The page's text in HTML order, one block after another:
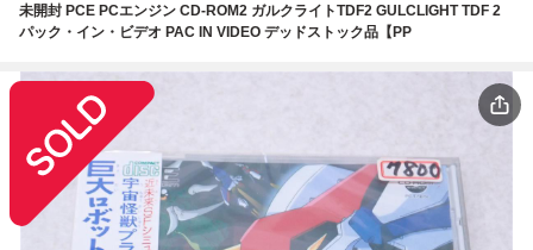
未開封 PCE PCエンジン CD-ROM2 ガルクライトTDF2 GULCLIGHT TDF 2
パック・イン・ビデオ PAC IN VIDEO デッドストック品【PP